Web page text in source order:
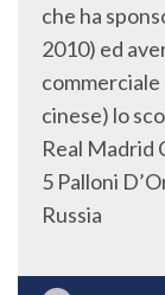
che ha
2010) ed
cinese) lo
Real Madrid
5 Palloni
Russia